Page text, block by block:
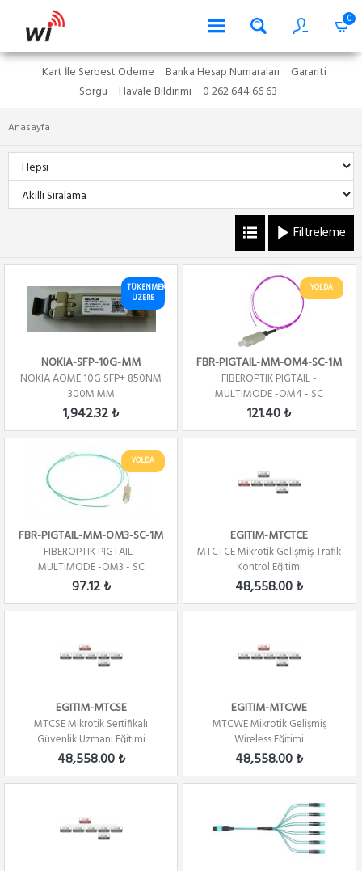
0
Kart İle Serbest Ödeme Banka Hesap Numaraları
Garanti
Sorgu
Havale Bildirimi 0 262 644 66 63
Anasayfa
Filtreleme
TÜKENMEK
ÜZERE
NOKIA-SFP-10G-MM
NOKIA AOME 10G SFP+ 850NM
300M MM
1,942.32 ₺
YOLDA
FBR-PIGTAIL-MM-OM4-SC-1M
FIBEROPTIK PIGTAIL -
MULTIMODE -OM4 - SC
CONNECTOR -1 CORE - 1 ME...
121.40 ₺
YOLDA
FBR-PIGTAIL-MM-OM3-SC-1M
FIBEROPTIK PIGTAIL -
MULTIMODE -OM3 - SC
CONNECTOR -1 CORE - 1 ME...
97.12 ₺
EGITIM-MTCTCE
MTCTCE Mikrotik Gelişmiş Trafik
Kontrol Eğitimi
48,558.00 ₺
EGITIM-MTCSE
MTCSE Mikrotik Sertifikalı
Güvenlik Uzmanı Eğitimi
48,558.00 ₺
EGITIM-MTCWE
MTCWE Mikrotik Gelişmiş
Wireless Eğitimi
48,558.00 ₺